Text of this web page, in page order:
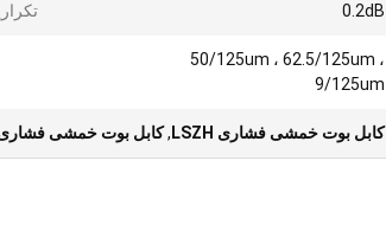
0.2dB
50/125um ، 62.5/125um ،
9/125um
کابل بوت خمشی فشاری LSZH ,کابل بوت خمشی